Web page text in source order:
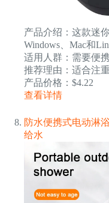
产品介绍：这款迷
Windows、Mac和
适用人群：需要便
推荐理由：适合注
产品价格：$4.22
查看详情
防水便携式电动淋
给水